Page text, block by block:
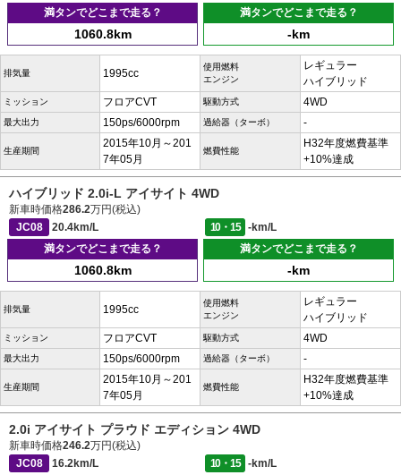
満タンでどこまで走る？
1060.8km
満タンでどこまで走る？
-km
排気量 1995cc
使用燃料
エンジン
レギュラー
ハイブリッド
ミッション フロアCVT 駆動方式 4WD
最大出力 150ps/6000rpm 過給器（ターボ） -
生産期間
2015年10月～201
7年05月
燃費性能
H32年度燃費基準
+10%達成
ハイブリッド 2.0i-L アイサイト 4WD
新車時価格286.2万円(税込)
JC08
20.4km/L 10・15
-km/L
満タンでどこまで走る？
1060.8km
満タンでどこまで走る？
-km
排気量 1995cc
使用燃料
エンジン
レギュラー
ハイブリッド
ミッション フロアCVT 駆動方式 4WD
最大出力 150ps/6000rpm 過給器（ターボ） -
生産期間
2015年10月～201
7年05月
燃費性能
H32年度燃費基準
+10%達成
2.0i アイサイト プラウド エディション 4WD
新車時価格246.2万円(税込)
JC08
16.2km/L 10・15
-km/L